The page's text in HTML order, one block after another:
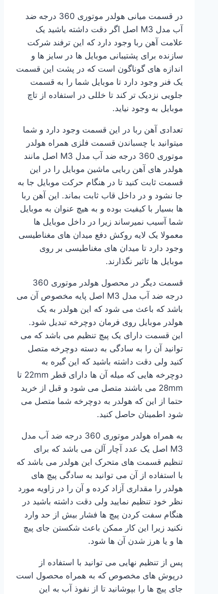
در قسمت میانی هولدر موتوری 360 درجه ضد
آب مدل M3 اصل اگر دقت داشته باشید یک
علامت آهن ربا وجود دارد که این ترفند شرکت
سازنده برای پشتیبانی موبایل ها در سایز ها و
اندازه های گوناگون است که در پشت این قسمت
یک فنر وجود دارد تا موبایل شما را به قسمت
جلویی نزدیک تر کند تا خللی در استفاده از تاچ
موبایل به وجود نیاید.
تعدادی آهن ربا در این قسمت وجود دارد و شما
میتوانید با چسباندن قسمت فلزی همراه هولدر
موتوری 360 درجه ضد آب مدل M3 اصل مانند
هولدر های آهن ربایی ماشین موبایل را در این
قسمت ثابت کنید تا در هنگام حرکت موبایل جا به
جا نشود و در داخل قاب ثابت بماند. این آهن ربا
ها بسیار با کیفیت بوده و به هیچ عنوان به موبایل
شما آسیب نمیرساند زیرا در داخل موبایل ها
معمولا یک لایه روکش دفع میدان های مغناطیسی
وجود دارد تا میدان های مغناطیسی بر روی
موبایل ها تاثیر نگذارند.
قسمت دیگر در محصول هولدر موتوری 360
درجه ضد آب مدل M3 اصل پایه مخصوص آن می
باشد که باعث می شود که این هولدر به یک
هولدر موبایل روی فرمان دوچرخه تبدیل شود.
این قسمت دارای یک پیچ تنظیم می باشد که می
توانید آن را به سادگی به دسته دوچرخه متصل
کنید ولی دقت داشته باشید که این گیره به
دوچرخه هایی که میله آن ها دارای قطر 22mm تا
28mm می باشند متصل می شود و قبل از خرید
حتما از این که هولدر به دوچرخه شما متصل می
شود اطمینان حاصل کنید.
به همراه هولدر موتوری 360 درجه ضد آب مدل
M3 اصل یک عدد آچار آلن می باشد که برای
تنظیم قسمت های متحرک این هولدر می باشد که
با استفاده از آن می توانید به سادگی پیچ های
هولدر را مقداری آزاد کرده و آن را در زاویه مورد
نظر خود تنظیم نمایید ولی دقت داشته باشید در
هنگام سفت کردن پیچ ها فشار بیش از حد وارد
نکنید زیرا این کار ممکن باعث شکستن جای پیچ
ها و یا هرز شدن آن ها شود.
پس از تنظیم نهایی می توانید با استفاده از
درپوش های مخصوص که به همراه محصول است
جای پیچ ها را بپوشانید تا از نفوذ آب به این